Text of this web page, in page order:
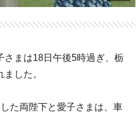
さまは18日午後5時過ぎ、栃
した。
た両陛下と愛子さまは、車